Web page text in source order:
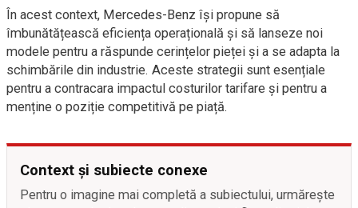
În acest context, Mercedes-Benz își propune să
îmbunătățească eficiența operațională și să lanseze noi
modele pentru a răspunde cerințelor pieței și a se adapta la
schimbările din industrie. Aceste strategii sunt esențiale
pentru a contracara impactul costurilor tarifare și pentru a
menține o poziție competitivă pe piață.
Context și subiecte conexe
Pentru o imagine mai completă a subiectului, urmărește